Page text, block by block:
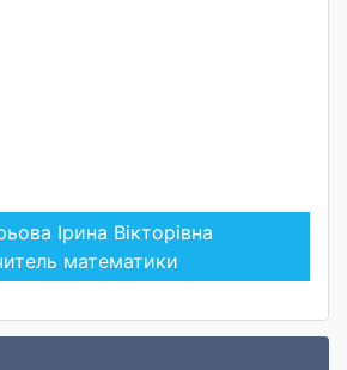
Ірина Вікторівна
математики